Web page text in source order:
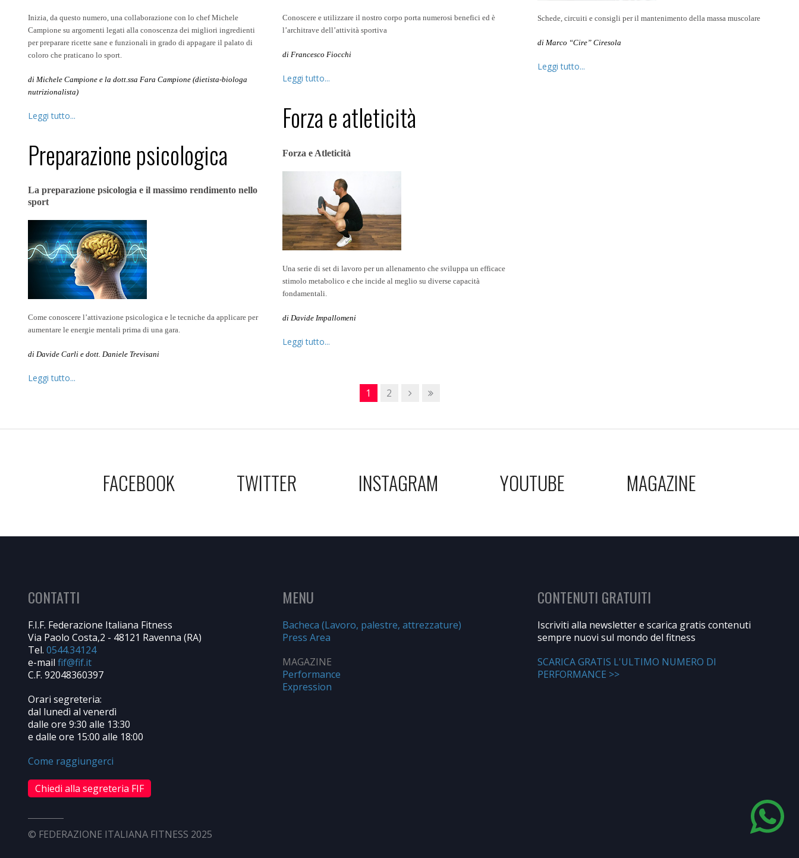
Inizia, da questo numero, una collaborazione con lo chef Michele
Campione su argomenti legati alla conoscenza dei migliori ingredienti
per preparare ricette sane e funzionali in grado di appagare il palato di
coloro che praticano lo sport.
di Michele Campione e la dott.ssa Fara Campione (dietista-biologa
nutrizionalista)
Leggi tutto...
Preparazione psicologica
La preparazione psicologia e il massimo rendimento nello
sport
Come conoscere l’attivazione psicologica e le tecniche da applicare per
aumentare le energie mentali prima di una gara.
di Davide Carli e dott. Daniele Trevisani
Leggi tutto...
Conoscere e utilizzare il nostro corpo porta numerosi benefici ed è
l’architrave dell’attività sportiva
di Francesco Fiocchi
Leggi tutto...
Forza e atleticità
Forza e Atleticità
Una serie di set di lavoro per un allenamento che sviluppa un efficace
stimolo metabolico e che incide al meglio su diverse capacità
fondamentali.
di Davide Impallomeni
Leggi tutto...
Schede, circuiti e consigli per il mantenimento della massa muscolare
di Marco “Cire” Ciresola
Leggi tutto...
1 2
FACEBOOK TWITTER INSTAGRAM YOUTUBE MAGAZINE
CONTATTI
F.I.F. Federazione Italiana Fitness
Via Paolo Costa,2 - 48121 Ravenna (RA)
Tel. 0544.34124
e-mail
C.F. 92048360397
Orari segreteria:
dal lunedì al venerdì
dalle ore 9:30 alle 13:30
e dalle ore 15:00 alle 18:00
Come raggiungerci
Chiedi alla segreteria FIF
© FEDERAZIONE ITALIANA FITNESS 2025
MENU
Bacheca (Lavoro, palestre, attrezzature)
Press Area
MAGAZINE
Performance
Expression
CONTENUTI GRATUITI
Iscriviti alla newsletter e scarica gratis contenuti
sempre nuovi sul mondo del fitness
SCARICA GRATIS L'ULTIMO NUMERO DI
PERFORMANCE >>